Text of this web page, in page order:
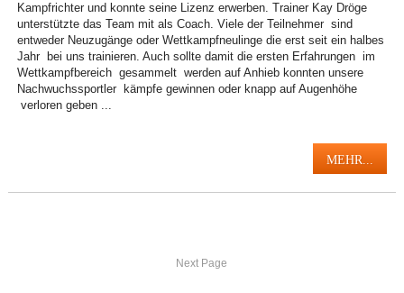
Kampfrichter und konnte seine Lizenz erwerben. Trainer Kay Dröge
unterstützte das Team mit als Coach. Viele der Teilnehmer sind
entweder Neuzugänge oder Wettkampfneulinge die erst seit ein halbes
Jahr bei uns trainieren. Auch sollte damit die ersten Erfahrungen im
Wettkampfbereich gesammelt werden auf Anhieb konnten unsere
Nachwuchssportler kämpfe gewinnen oder knapp auf Augenhöhe
verloren geben ...
MEHR...
Next Page